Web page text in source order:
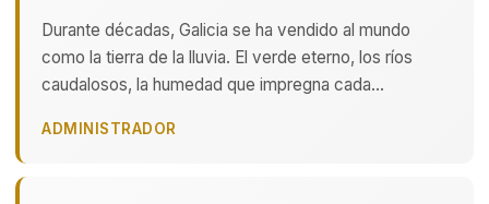
Durante décadas, Galicia se ha vendido al mundo
como la tierra de la lluvia. El verde eterno, los ríos
caudalosos, la humedad que impregna cada…
ADMINISTRADOR